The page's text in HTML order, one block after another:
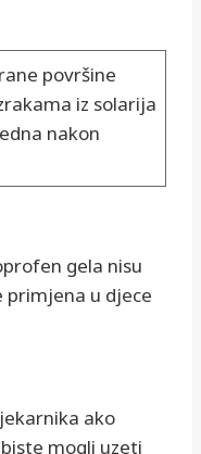
površine
iz solarija
nakon
gela nisu
primjena u djece
ako
mogli uzeti